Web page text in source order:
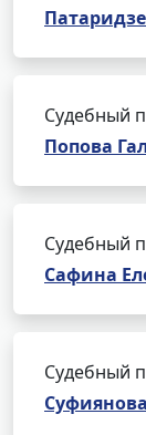
Судебный
Попова
Судебный
Сафина
Судебный